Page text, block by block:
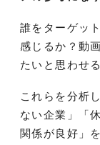
誰をターゲッ
感じるか？動
たいと思わせ
これらを分析
ない企業」「
関係が良好」